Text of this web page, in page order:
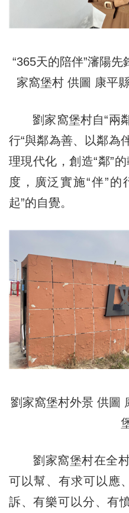
“365天的陪伴”瀋陽
家窩堡村 供圖 康平
劉家窩堡村自“兩鄰
行“與鄰為善、以鄰為
理現代化，創造“鄰”
度，廣泛實施“伴”的
起”的自覺。
劉家窩堡村外景 供圖
劉家窩堡村在全
可以幫、有求可以應
訴、有樂可以分、有